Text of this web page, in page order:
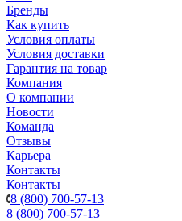
Бренды
Как купить
Условия оплаты
Условия доставки
Гарантия на товар
Компания
О компании
Новости
Команда
Отзывы
Карьера
Контакты
Контакты
8 (800) 700-57-13
8 (800) 700-57-13